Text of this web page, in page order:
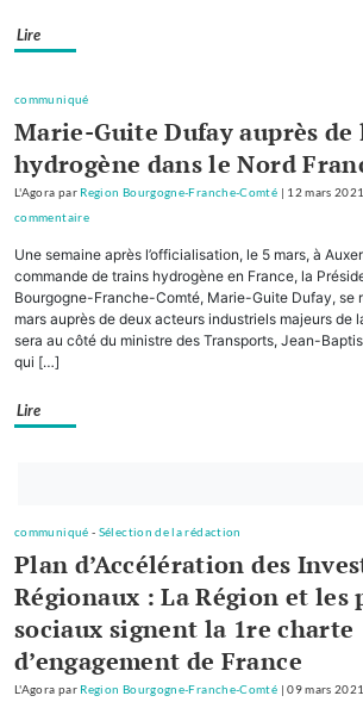
plan
d’investissement
pour
le
de
Lire
communiqué
Marie-Guite Dufay auprès
hydrogène dans le Nord
L'Agora par Region Bourgogne-Franche-Comté | 12 mars 2021
commentaireon
cinq
autres
Régions,
la
le
tourisme
montagne
Une semaine après l’officialisation, le 5 mars, à
commande de trains hydrogène en France, la
Bourgogne-Franche-Comté, Marie-Guite Dufay, se
mars auprès de deux acteurs industriels majeurs de
sera au côté du ministre des Transports, Jean-
qui […]
Lire
vous
maintenant
communiqué - Sélection de la rédaction
Plan d’Accélération des
Régionaux : La Région et les
sociaux signent la 1re charte
d’engagement de France
L'Agora par Region Bourgogne-Franche-Comté |09 mars 2021